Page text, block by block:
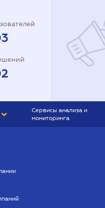
Сервисы анализа и
мониторинга